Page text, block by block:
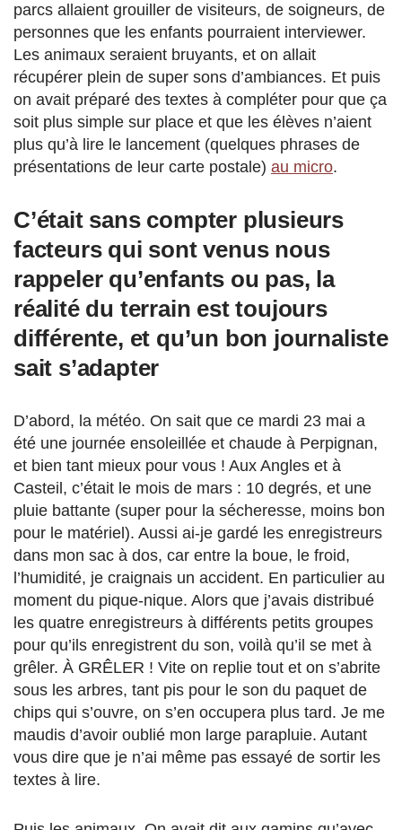
parcs allaient grouiller de visiteurs, de soigneurs, de
personnes que les enfants pourraient interviewer.
Les animaux seraient bruyants, et on allait
récupérer plein de super sons d’ambiances. Et puis
on avait préparé des textes à compléter pour que ça
soit plus simple sur place et que les élèves n’aient
plus qu’à lire le lancement (quelques phrases de
présentations de leur carte postale) au micro.
C’était sans compter plusieurs
facteurs qui sont venus nous
rappeler qu’enfants ou pas, la
réalité du terrain est toujours
différente, et qu’un bon journaliste
sait s’adapter
D’abord, la météo. On sait que ce mardi 23 mai a
été une journée ensoleillée et chaude à Perpignan,
et bien tant mieux pour vous ! Aux Angles et à
Casteil, c’était le mois de mars : 10 degrés, et une
pluie battante (super pour la sécheresse, moins bon
pour le matériel). Aussi ai-je gardé les enregistreurs
dans mon sac à dos, car entre la boue, le froid,
l’humidité, je craignais un accident. En particulier au
moment du pique-nique. Alors que j’avais distribué
les quatre enregistreurs à différents petits groupes
pour qu’ils enregistrent du son, voilà qu’il se met à
grêler. À GRÊLER ! Vite on replie tout et on s’abrite
sous les arbres, tant pis pour le son du paquet de
chips qui s’ouvre, on s’en occupera plus tard. Je me
maudis d’avoir oublié mon large parapluie. Autant
vous dire que je n’ai même pas essayé de sortir les
textes à lire.